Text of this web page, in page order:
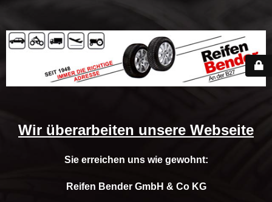
Wir überarbeiten unsere Webseite
Sie erreichen uns wie gewohnt:
Reifen Bender GmbH & Co KG